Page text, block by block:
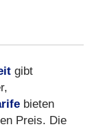
gibt
bieten
Preis. Die